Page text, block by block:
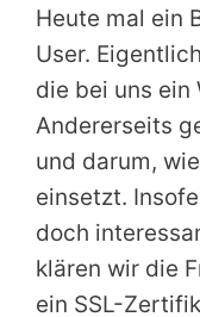
Heute mal ein
User.
die bei uns ein
Andererseits
und darum,
einsetzt.
doch
klären wir die
ein SSL-